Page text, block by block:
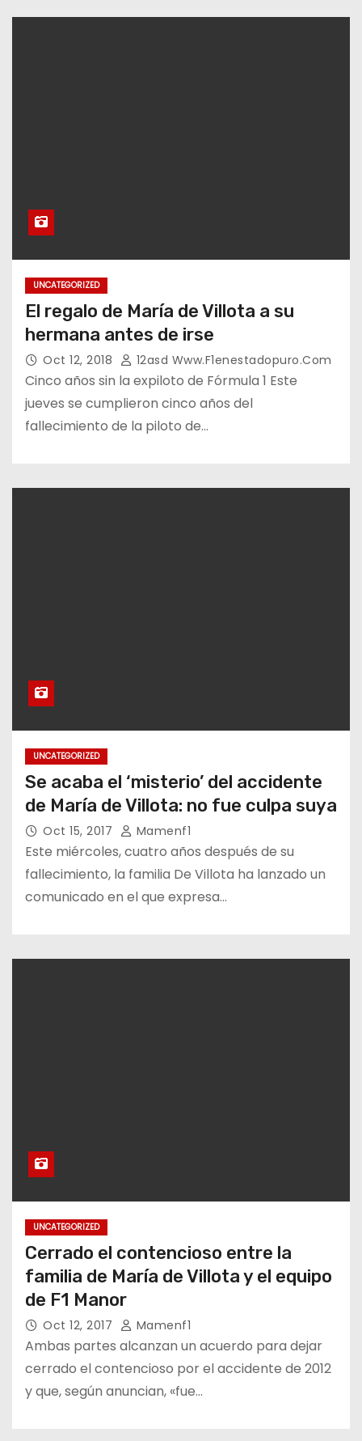
UNCATEGORIZED
El regalo de María de Villota a su
hermana antes de irse
Oct 12, 2018 12asd Www.f1enestadopuro.com
Cinco años sin la expiloto de Fórmula 1 Este
jueves se cumplieron cinco años del
fallecimiento de la piloto de…
UNCATEGORIZED
Se acaba el ‘misterio’ del accidente
de María de Villota: no fue culpa suya
Oct 15, 2017 Mamenf1
Este miércoles, cuatro años después de su
fallecimiento, la familia De Villota ha lanzado un
comunicado en el que expresa…
UNCATEGORIZED
Cerrado el contencioso entre la
familia de María de Villota y el equipo
de F1 Manor
Oct 12, 2017 Mamenf1
Ambas partes alcanzan un acuerdo para dejar
cerrado el contencioso por el accidente de 2012
y que, según anuncian, «fue…